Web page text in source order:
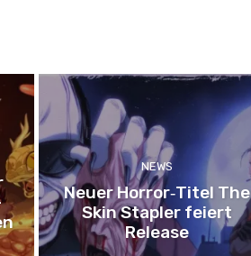
NEWS
Neuer Horror‑Titel The
Skin Stapler feiert
Release